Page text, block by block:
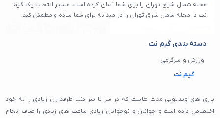
محله شمال شرق تهران را برای شما آسان کرده است. مسیر انتخاب یک گیم
نت در محله شمال شرق تهران را در میدانه برای شما ساده و مطمئن کند.
دسته بندی گیم نت
ورزش و سرگرمی
گیم نت
بازی های ویدیویی مدت هاست که در سر تا سر دنیا طرفداران زیادی را به خود
اختصاص داده است و جوانان و نوجوانان زیادی ساعت های زیادی را صرف انجام